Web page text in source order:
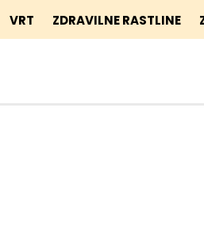
VRT ZDRAVILNE RASTLINE